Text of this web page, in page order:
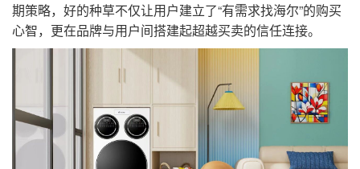
期策略，好的种草不仅让用户建立了“有需求找海尔”的购买
心智，更在品牌与用户间搭建起超越买卖的信任连接。